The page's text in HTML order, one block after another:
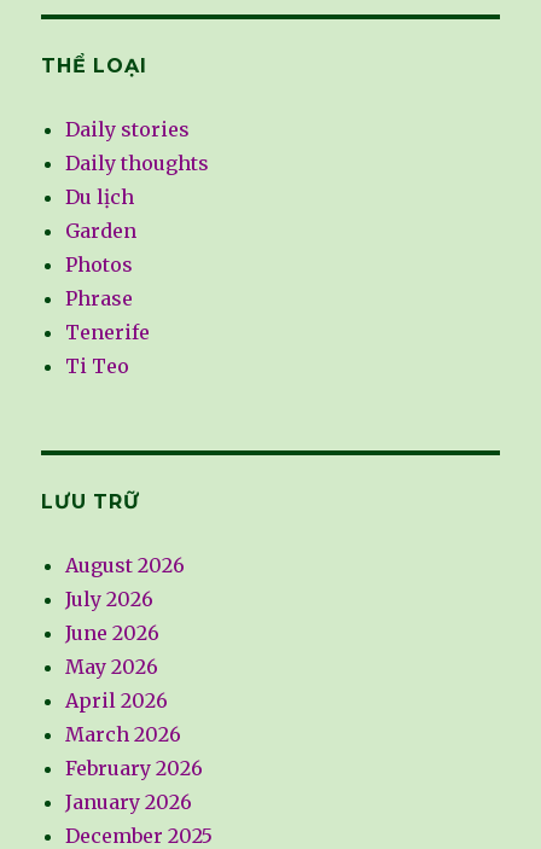
THỂ LOẠI
Daily stories
Daily thoughts
Du lịch
Garden
Photos
Phrase
Tenerife
Ti Teo
LƯU TRỮ
August 2026
July 2026
June 2026
May 2026
April 2026
March 2026
February 2026
January 2026
December 2025